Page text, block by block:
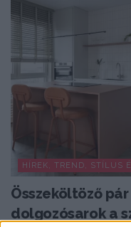
HÍREK, TREND, STÍLUS
Összeköltöző
dolgozósarok a